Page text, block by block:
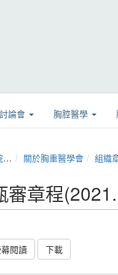
論會 胸腔醫學
關於胸重醫學會 組織
章程
閱讀
下載